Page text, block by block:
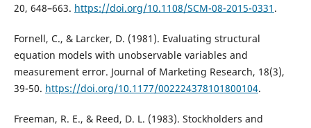
20, 648–663. https://doi.org/10.1108/SCM-08-2015-0331 .
Fornell, C., & Larcker, D. (1981). Evaluating structural
equation models with unobservable variables and
measurement error. Journal of Marketing Research, 18(3),
39-50. https://doi.org/10.1177/002224378101800104.
Freeman, R. E., & Reed, D. L. (1983). Stockholders and